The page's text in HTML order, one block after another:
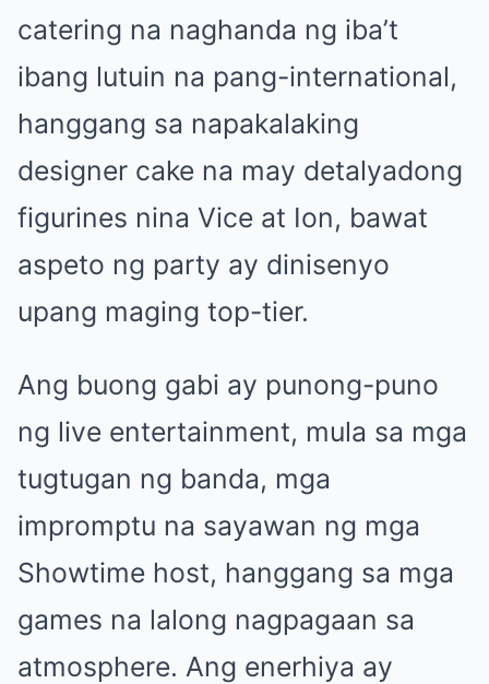
catering na naghanda ng iba’t
ibang lutuin na pang-international,
hanggang sa napakalaking
designer cake na may detalyadong
figurines nina Vice at Ion, bawat
aspeto ng party ay dinisenyo
upang maging top-tier.
Ang buong gabi ay punong-puno
ng live entertainment, mula sa mga
tugtugan ng banda, mga
impromptu na sayawan ng mga
Showtime host, hanggang sa mga
games na lalong nagpagaan sa
atmosphere. Ang enerhiya ay